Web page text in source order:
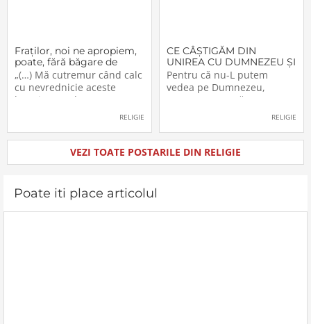
Fraţilor, noi ne apropiem,
poate, fără băgare de
seamă de aceşti «munţi»
„(…) Mă cutremur când calc
cu nevrednicie aceste
locuri pe unde au trecut
înaintaşii noştri. Şi cred că
postura aceasta. M-am
gândit, de multe ori, chiar
când mergeam pe
Beiuşului, prima
RELIGIE
CE CÂŞTIGĂM DIN
UNIREA CU DUMNEZEU ŞI
CU FRAŢII (V)
Pentru că nu-L putem
vedea pe Dumnezeu,
aceasta nu ne răpeşte
libertatea şi dreptul de a-L
înzestrat pe om, creatura
Sa, cu cinci simţuri. Ceea ce
nu vedem simţim, sau
RELIGIE
VEZI TOATE POSTARILE DIN RELIGIE
Poate iti place articolul